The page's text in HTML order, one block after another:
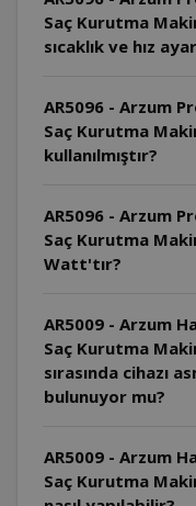
Saç Kurutma
sıcaklık ve hız
AR5096 - Arzum
Saç Kurutma
kullanılmıştır?
AR5096 - Arzum
Saç Kurutma
Watt'tır?
AR5009 - Arzum
Saç Kurutma
sırasında cihazı
bulunuyor mu?
AR5009 - Arzum
Saç Kurutma